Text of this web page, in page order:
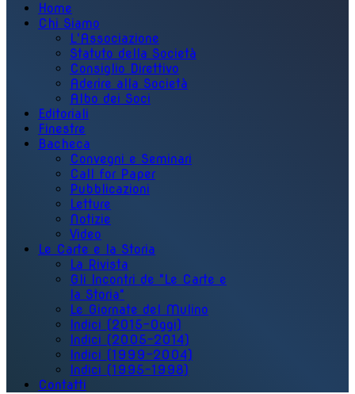
Home
Chi Siamo
L'Associazione
Statuto della Società
Consiglio Direttivo
Aderire alla Società
Albo dei Soci
Editoriali
Finestre
Bacheca
Convegni e Seminari
Call for Paper
Pubblicazioni
Letture
Notizie
Video
Le Carte e la Storia
La Rivista
Gli Incontri de "Le Carte e
la Storia"
Le Giornate del Mulino
Indici (2015-Oggi)
Indici (2005-2014)
Indici (1999-2004)
Indici (1995-1998)
Contatti